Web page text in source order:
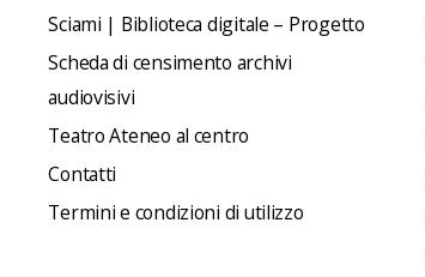
Sciami | Biblioteca digitale – Progetto
Scheda di censimento archivi
audiovisivi
Teatro Ateneo al centro
Contatti
Termini e condizioni di utilizzo